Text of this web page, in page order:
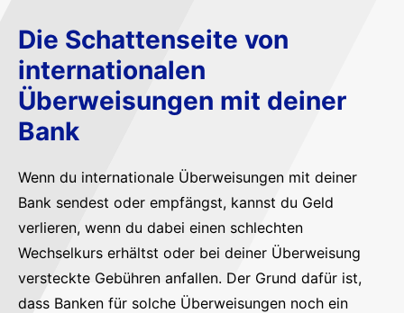
Die Schattenseite von
internationalen
Überweisungen mit deiner
Bank
Wenn du internationale Überweisungen mit deiner
Bank sendest oder empfängst, kannst du Geld
verlieren, wenn du dabei einen schlechten
Wechselkurs erhältst oder bei deiner Überweisung
versteckte Gebühren anfallen. Der Grund dafür ist,
dass Banken für solche Überweisungen noch ein